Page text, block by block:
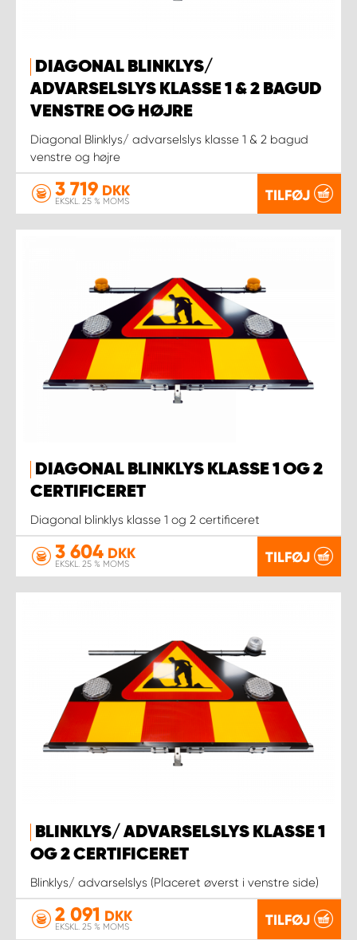
DIAGONAL BLINKLYS/
ADVARSELSLYS KLASSE 1 & 2 BAGUD
VENSTRE OG HØJRE
Diagonal Blinklys/ advarselslys klasse 1 & 2 bagud
venstre og højre
3 719 DKK
EKSKL. 25 % MOMS TILFØJ
DIAGONAL BLINKLYS KLASSE 1 OG 2
CERTIFICERET
Diagonal blinklys klasse 1 og 2 certificeret
3 604 DKK
EKSKL. 25 % MOMS TILFØJ
BLINKLYS/ ADVARSELSLYS KLASSE 1
OG 2 CERTIFICERET
Blinklys/ advarselslys (Placeret øverst i venstre side)
2 091 DKK
EKSKL. 25 % MOMS TILFØJ